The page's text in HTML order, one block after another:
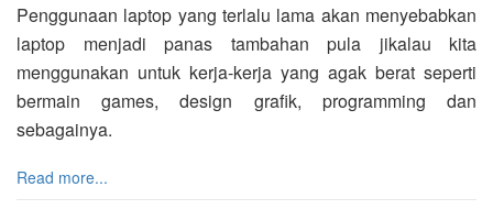
Penggunaan laptop yang terlalu lama akan menyebabkan
laptop menjadi panas tambahan pula jikalau kita
menggunakan untuk kerja-kerja yang agak berat seperti
bermain games, design grafik, programming dan
sebagainya.
Read more...